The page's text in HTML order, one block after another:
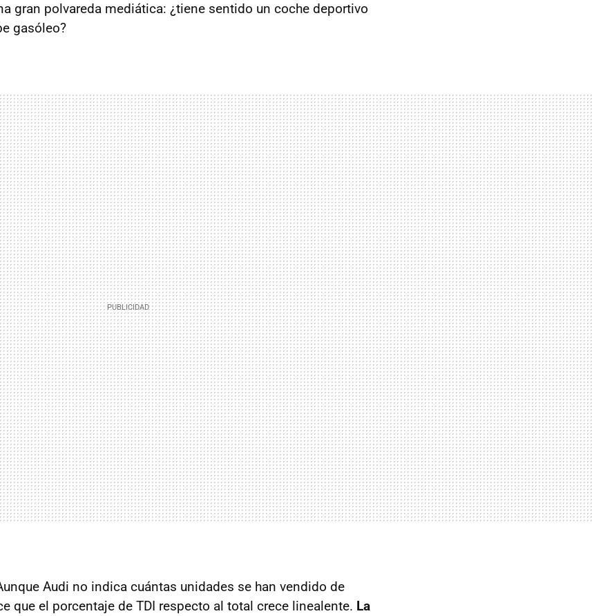
gran polvareda mediática: ¿tiene sentido un coche deportivo
gasóleo?
Audi no indica cuántas unidades se han vendido de
que el porcentaje de TDI respecto al total crece linealente. La